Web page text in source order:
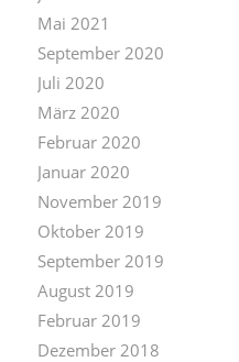
Mai 2021
September 2020
Juli 2020
März 2020
Februar 2020
Januar 2020
November 2019
Oktober 2019
September 2019
August 2019
Februar 2019
Dezember 2018